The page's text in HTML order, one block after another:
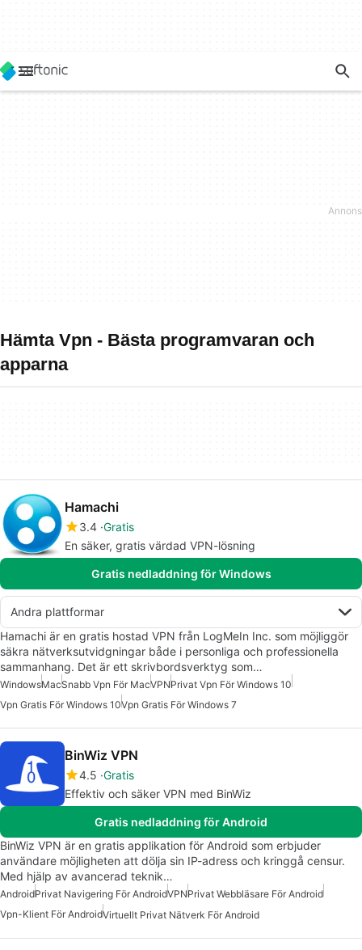
Hämta Vpn - Bästa programvaran och
apparna
Hamachi
3.4 Gratis
En säker, gratis värdad VPN-lösning
Gratis nedladdning för Windows
Andra plattformar
Hamachi är en gratis hostad VPN från LogMeIn Inc. som möjliggör
säkra nätverksutvidgningar både i personliga och professionella
sammanhang. Det är ett skrivbordsverktyg som…
WindowsMacSnabb Vpn För MacVPNPrivat Vpn För Windows 10
Vpn Gratis För Windows 10Vpn Gratis För Windows 7
BinWiz VPN
4.5 Gratis
Effektiv och säker VPN med BinWiz
Gratis nedladdning för Android
BinWiz VPN är en gratis applikation för Android som erbjuder
användare möjligheten att dölja sin IP-adress och kringgå censur.
Med hjälp av avancerad teknik…
AndroidPrivat Navigering För AndroidVPNPrivat Webbläsare För Android
Vpn-Klient För AndroidVirtuellt Privat Nätverk För Android